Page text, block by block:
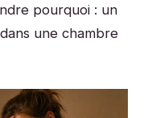
pourquoi : un
une chambre